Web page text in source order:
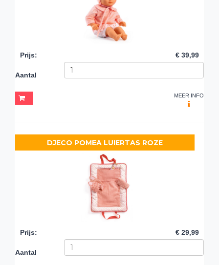
Prijs: € 39,99
Aantal
MEER INFO
DJECO POMEA LUIERTAS ROZE
Prijs: € 29,99
Aantal